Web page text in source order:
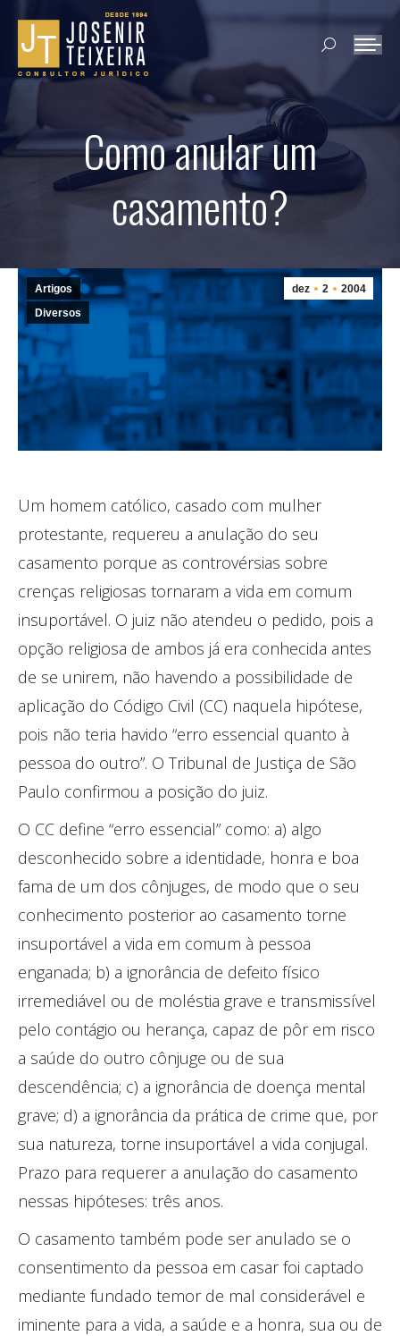
Search:
Como anular um
casamento?
dez 2 2004
Artigos
Diversos
Um homem católico, casado com mulher
protestante, requereu a anulação do seu
casamento porque as controvérsias sobre
crenças religiosas tornaram a vida em comum
insuportável. O juiz não atendeu o pedido, pois a
opção religiosa de ambos já era conhecida antes
de se unirem, não havendo a possibilidade de
aplicação do Código Civil (CC) naquela hipótese,
pois não teria havido “erro essencial quanto à
pessoa do outro”. O Tribunal de Justiça de São
Paulo confirmou a posição do juiz.
O CC define “erro essencial” como: a) algo
desconhecido sobre a identidade, honra e boa
fama de um dos cônjuges, de modo que o seu
conhecimento posterior ao casamento torne
insuportável a vida em comum à pessoa
enganada; b) a ignorância de defeito físico
irremediável ou de moléstia grave e transmissível
pelo contágio ou herança, capaz de pôr em risco
a saúde do outro cônjuge ou de sua
descendência; c) a ignorância de doença mental
grave; d) a ignorância da prática de crime que, por
sua natureza, torne insuportável a vida conjugal.
Prazo para requerer a anulação do casamento
nessas hipóteses: três anos.
O casamento também pode ser anulado se o
consentimento da pessoa em casar foi captado
mediante fundado temor de mal considerável e
iminente para a vida, a saúde e a honra, sua ou de